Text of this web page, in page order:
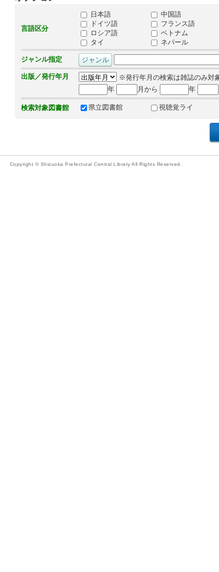
言語区分
日本語
中国語
ドイツ語
フランス語
ロシア語
ベトナム
タイ
ネパール
ジャンル指定
出版／発行年月
※発行年月の検索は雑誌のみ対
年
月から 年
検索対象図書館 県立図書館 視聴覚ライ
Copyright © Shizuoka Prefectural Central Library All Rights Reserved.